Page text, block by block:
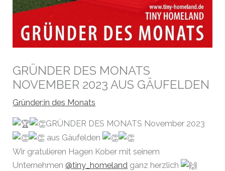
GRÜNDER DES MONATS
NOVEMBER 2023 AUS GÄUFELDEN
Gründer:in des Monats
GRÜNDER DES MONATS November 2023
aus Gäufelden
Wir gratulieren Hagen Kober mit seinem
Unternehmen@tiny_homeland ganz herzlich